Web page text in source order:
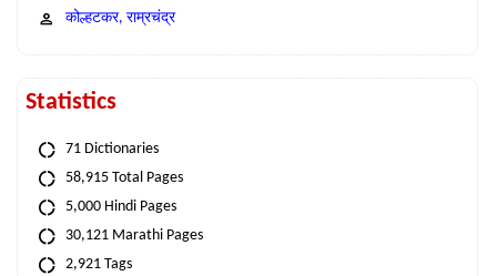
कोल्हटकर, राम्रचंद्र
Statistics
71 Dictionaries
58,915 Total Pages
5,000 Hindi Pages
30,121 Marathi Pages
2,921 Tags